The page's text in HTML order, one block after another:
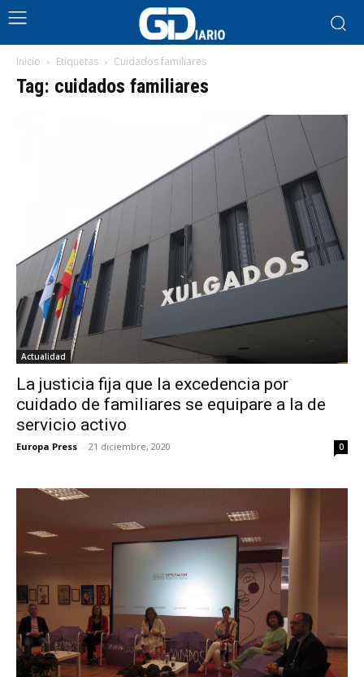
Inicio Etiquetas Cuidados familiares
Tag: cuidados familiares
Actualidad
La justicia fija que la excedencia por
cuidado de familiares se equipare a la de
servicio activo
Europa Press - 21 diciembre, 2020 0